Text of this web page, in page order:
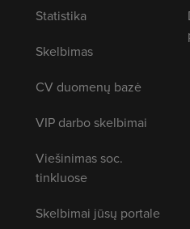
Statistika
Skelbimas
CV duomenų bazė
VIP darbo skelbimai
Viešinimas soc.
tinkluose
Skelbimai jūsų portale